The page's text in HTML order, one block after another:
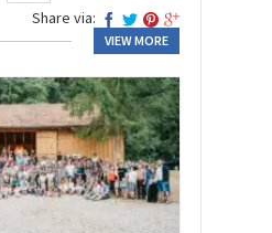
Share via:
VIEW MORE